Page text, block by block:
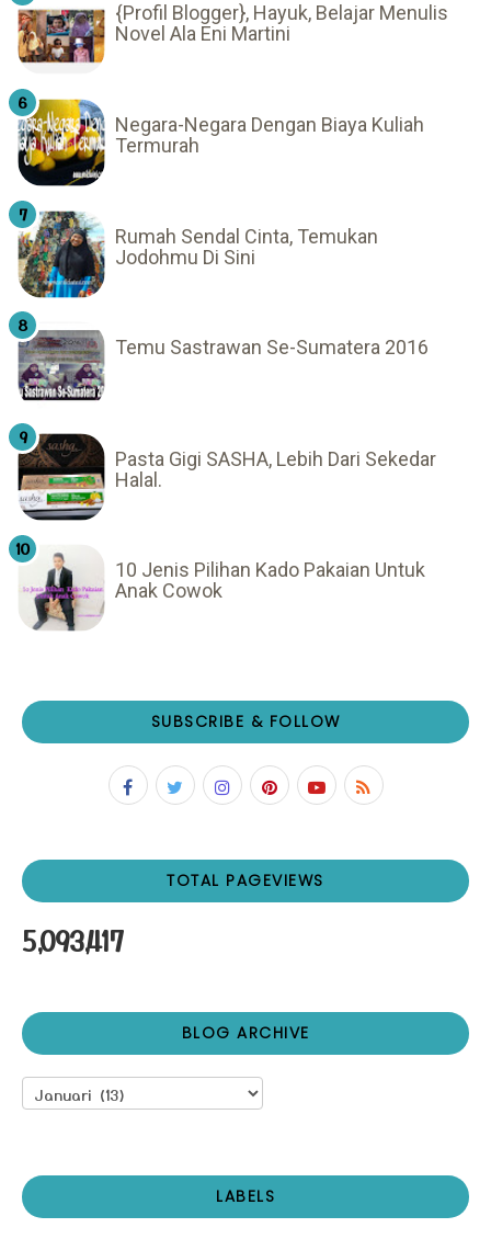
{Profil Blogger}, Hayuk, Belajar Menulis
Novel Ala Eni Martini
Negara-Negara Dengan Biaya Kuliah
Termurah
Rumah Sendal Cinta, Temukan
Jodohmu Di Sini
Temu Sastrawan Se-Sumatera 2016
Pasta Gigi SASHA, Lebih Dari Sekedar
Halal.
10 Jenis Pilihan Kado Pakaian Untuk
Anak Cowok
SUBSCRIBE & FOLLOW
TOTAL PAGEVIEWS
5,093,417
BLOG ARCHIVE
LABELS